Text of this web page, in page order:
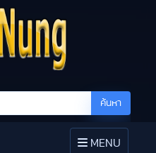
ค้นหา
TOGGLE
MENU